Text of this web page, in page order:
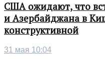
США ожидают, что
и Азербайджана в
конструктивной
31 мая 10:04